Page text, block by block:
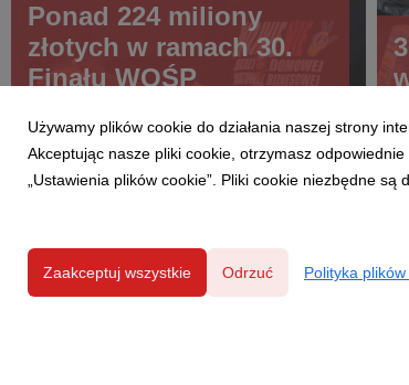
Ponad 224 miliony
złotych w ramach 30.
Finału WOŚP
Używamy plików cookie do działania naszej strony
Akceptując nasze pliki cookie, otrzymasz
„Ustawienia plików cookie”. Pliki cookie niezbędne
Zaakceptuj wszystkie Odrzuć Polityka